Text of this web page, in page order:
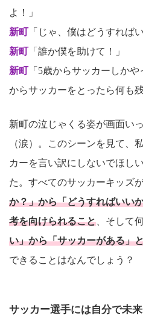
よ！」
新町 「じゃ、僕はどうすれば
新町 「誰か僕を助けて！」
新町 「5歳からサッカーしか
からサッカーをとったら何も
新町の泣じゃくる姿が画面い
（涙）。このシーンを見て、
カーを言い訳にしないでほし
た。すべてのサッカーキッズが
か？」から「どうすればいい
考を向けられること 、そして
い」から「サッカーがある」
できることはなんでしょう？
サッカー選手には自分で未